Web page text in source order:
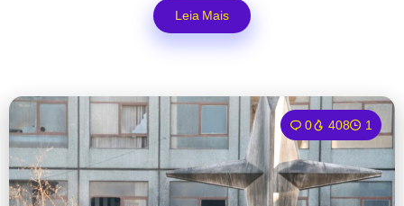
Leia Mais
0 408 1